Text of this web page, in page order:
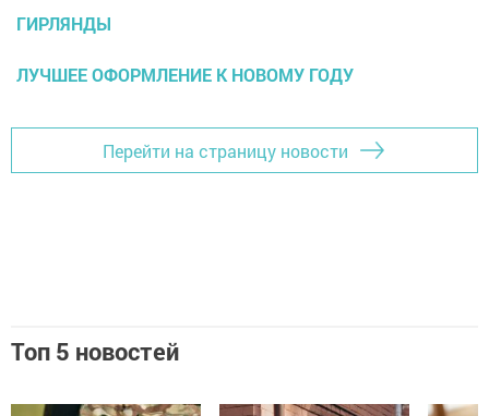
ГИРЛЯНДЫ
ЛУЧШЕЕ ОФОРМЛЕНИЕ К НОВОМУ ГОДУ
Перейти на страницу новости
Топ 5 новостей